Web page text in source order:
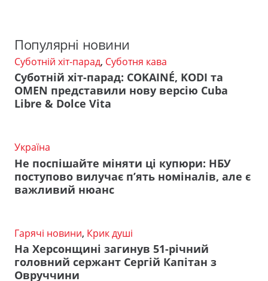
Популярні новини
Суботній хіт-парад, Суботня кава
Суботній хіт-парад: COKAINÉ, KODI та
OMEN представили нову версію Cuba
Libre & Dolce Vita
Україна
Не поспішайте міняти ці купюри: НБУ
поступово вилучає п’ять номіналів, але є
важливий нюанс
Гарячі новини, Крик душі
На Херсонщині загинув 51-річний
головний сержант Сергій Капітан з
Овруччини